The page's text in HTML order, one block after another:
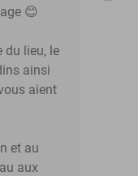
😊
du lieu, le
ainsi
aient
et au
aux